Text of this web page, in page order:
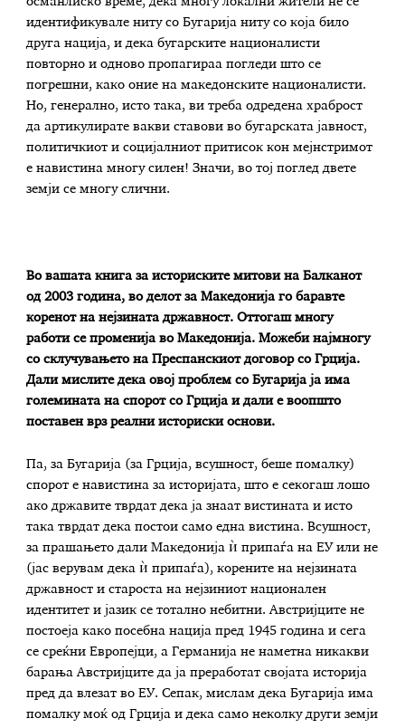
идентификувале ниту со Бугарија ниту со која било
друга нација, и дека бугарските националисти
повторно и одново пропагираа погледи што се
погрешни, како оние на македонските националисти.
Но, генерално, исто така, ви треба одредена храброст
да артикулирате вакви ставови во бугарската јавност,
политичкиот и социјалниот притисок кон мејнстримот
е навистина многу силен! Значи, во тој поглед двете
земји се многу слични.
Во вашата книга за историските митови на Балканот
од 2003 година, во делот за Македонија го баравте
коренот на нејзината државност. Оттогаш многу
работи се променија во Македонија. Можеби најмногу
со склучувањето на Преспанскиот договор со Грција.
Дали мислите дека овој проблем со Бугарија ја има
големината на спорот со Грција и дали е воопшто
поставен врз реални историски основи.
Па, за Бугарија (за Грција, всушност, беше помалку)
спорот е навистина за историјата, што е секогаш лошо
ако државите тврдат дека ја знаат вистината и исто
така тврдат дека постои само една вистина. Всушност,
за прашањето дали Македонија ѝ припаѓа на ЕУ или не
(јас верувам дека ѝ припаѓа), корените на нејзината
државност и староста на нејзиниот национален
идентитет и јазик се тотално небитни. Австријците не
постоеја како посебна нација пред 1945 година и сега
се среќни Европејци, а Германија не наметна никакви
барања Австријците да ја преработат својата историја
пред да влезат во ЕУ. Сепак, мислам дека Бугарија има
помалку моќ од Грција и дека само неколку други земји